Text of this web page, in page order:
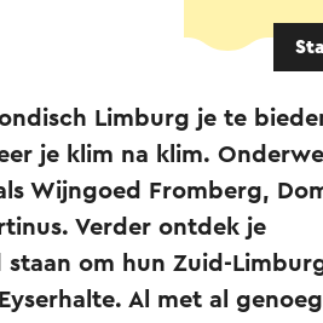
Limburg je te
je klim na klim.
Wijngoed Fromberg,
Verder ontdek je
om hun Zuid-
Al met al